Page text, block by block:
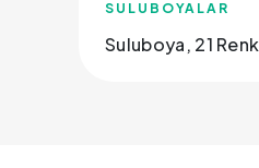
SULUBOYALAR
Suluboya, 21 Renk